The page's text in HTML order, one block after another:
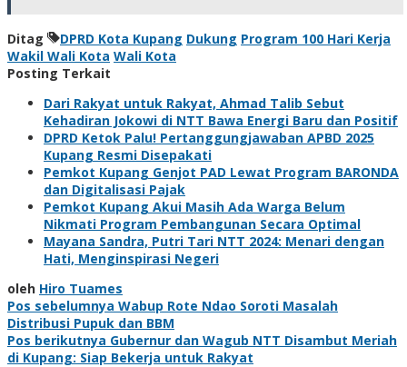
Ditag DPRD Kota Kupang Dukung Program 100 Hari Kerja
Wakil Wali Kota Wali Kota
Posting Terkait
Dari Rakyat untuk Rakyat, Ahmad Talib Sebut
Kehadiran Jokowi di NTT Bawa Energi Baru dan Positif
DPRD Ketok Palu! Pertanggungjawaban APBD 2025
Kupang Resmi Disepakati
Pemkot Kupang Genjot PAD Lewat Program BARONDA
dan Digitalisasi Pajak
Pemkot Kupang Akui Masih Ada Warga Belum
Nikmati Program Pembangunan Secara Optimal
Mayana Sandra, Putri Tari NTT 2024: Menari dengan
Hati, Menginspirasi Negeri
oleh Hiro Tuames
Navigasi
pos
Pos sebelumnya Wabup Rote Ndao Soroti Masalah
Distribusi Pupuk dan BBM
Pos berikutnya Gubernur dan Wagub NTT Disambut Meriah
di Kupang: Siap Bekerja untuk Rakyat